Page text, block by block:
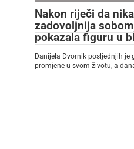
Nakon riječi da
zadovoljnija
pokazala figuru u
Danijela Dvornik posljednjih je
promjene u svom životu, a